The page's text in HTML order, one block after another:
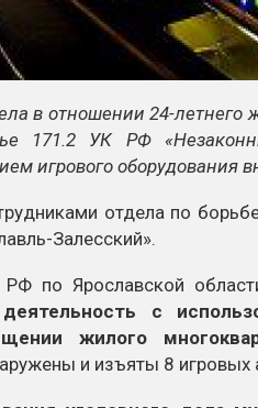
в отношении 24-летнего
171.2 УК РФ
игрового оборудования
отдела по
Залесский».
по Ярославской
с
жилого
и изъяты 8 игровых